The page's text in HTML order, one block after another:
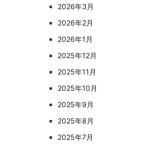
2026年3月
2026年2月
2026年1月
2025年12月
2025年11月
2025年10月
2025年9月
2025年8月
2025年7月